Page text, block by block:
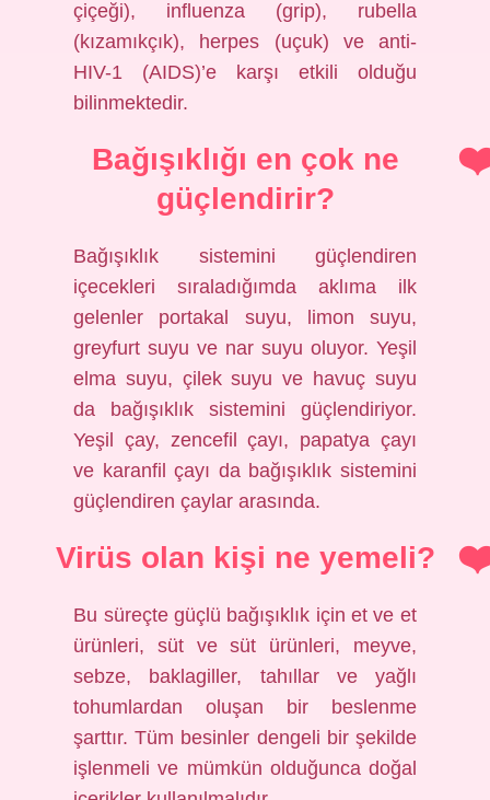
çiçeği), influenza (grip), rubella
(kızamıkçık), herpes (uçuk) ve anti-
HIV-1 (AIDS)’e karşı etkili olduğu
bilinmektedir.
Bağışıklığı en çok ne
güçlendirir?
Bağışıklık sistemini güçlendiren
içecekleri sıraladığımda aklıma ilk
gelenler portakal suyu, limon suyu,
greyfurt suyu ve nar suyu oluyor. Yeşil
elma suyu, çilek suyu ve havuç suyu
da bağışıklık sistemini güçlendiriyor.
Yeşil çay, zencefil çayı, papatya çayı
ve karanfil çayı da bağışıklık sistemini
güçlendiren çaylar arasında.
Virüs olan kişi ne yemeli?
Bu süreçte güçlü bağışıklık için et ve et
ürünleri, süt ve süt ürünleri, meyve,
sebze, baklagiller, tahıllar ve yağlı
tohumlardan oluşan bir beslenme
şarttır. Tüm besinler dengeli bir şekilde
işlenmeli ve mümkün olduğunca doğal